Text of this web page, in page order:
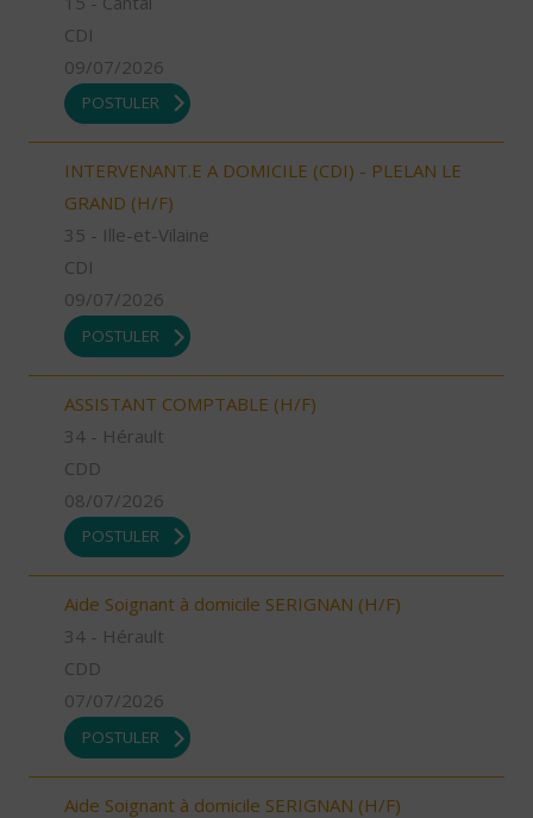
CDI
09/07/2026
POSTULER
INTERVENANT.E A DOMICILE (CDI) - PLELAN LE
GRAND (H/F)
35 - Ille-et-Vilaine
CDI
09/07/2026
POSTULER
ASSISTANT COMPTABLE (H/F)
34 - Hérault
CDD
08/07/2026
POSTULER
Aide Soignant à domicile SERIGNAN (H/F)
34 - Hérault
CDD
07/07/2026
POSTULER
Aide Soignant à domicile SERIGNAN (H/F)